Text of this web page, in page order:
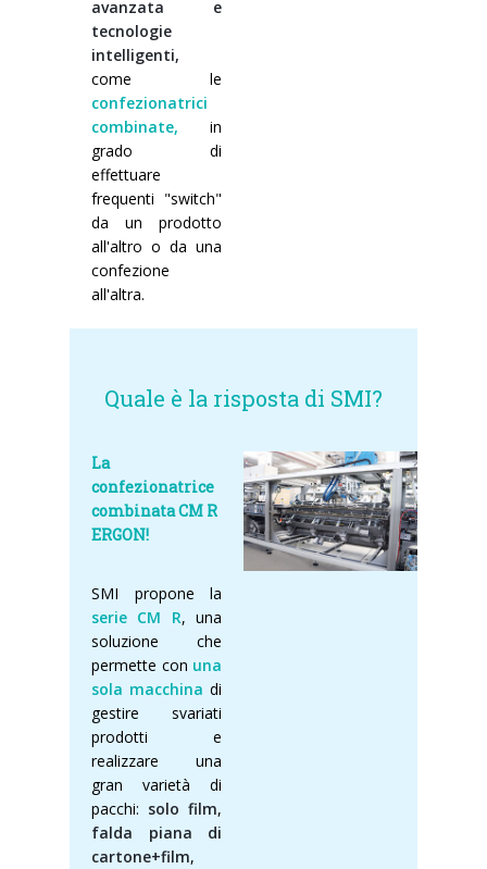
avanzata e
tecnologie
intelligenti,
come le
confezionatrici
combinate, in
grado di
effettuare
frequenti "switch"
da un prodotto
all'altro o da una
confezione
all'altra.
Quale è la risposta di SMI?
La
confezionatrice
combinata CM R
ERGON!
SMI propone la
serie CM R, una
soluzione che
permette con una
sola macchina di
gestire svariati
prodotti e
realizzare una
gran varietà di
pacchi: solo film,
falda piana di
cartone+film,